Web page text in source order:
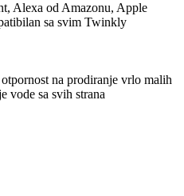
Alexa od Amazonu, Apple
sa svim Twinkly
na prodiranje vrlo malih
vode sa svih strana